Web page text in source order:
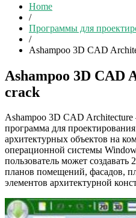
Home
/
Программы для
/
Ashampoo 3D CAD
Ashampoo 3D CAD
crack
Ashampoo 3D CAD
программа для
архитектурных объектов на
операционной системы
пользователь может
планов помещений, фасадов,
элементов архитектурной